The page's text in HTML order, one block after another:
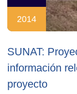
2014
SUNAT:
información
proyecto